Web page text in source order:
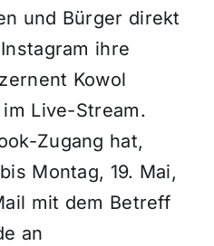
und Bürger direkt
ihre
Kowol
Live-Stream.
Zugang hat,
Montag, 19. Mai,
mit dem Betreff
an